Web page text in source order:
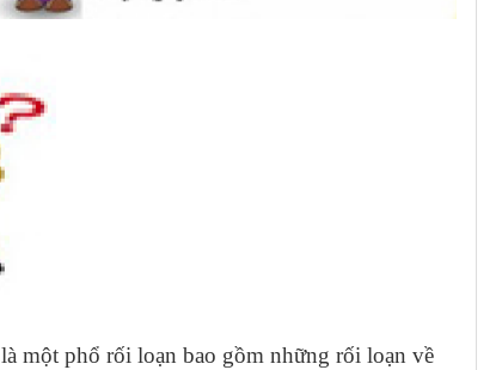
là một phổ rối loạn bao gồm những rối loạn về